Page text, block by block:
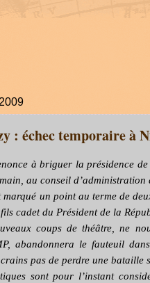
: échec temporaire à
à briguer la présidence
au conseil d’administration
marqué un point au terme de
cadet du Président de la
coups de théâtre, ne
abandonnera le fauteuil
pas de perdre une
sont pour l’instant